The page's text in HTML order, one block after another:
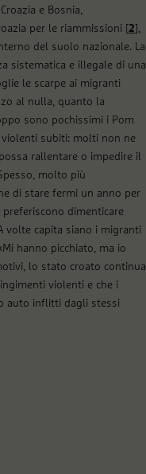
e Bosnia,
per le riammissioni [ 2 ],
del suolo nazionale. La
sistematica e illegale di una
le scarpe ai migranti
al nulla, quanto la
sono pochissimi i Pom
violenti subiti: molti non ne
rallentare o impedire il
molto più
di stare fermi un anno per
dimenticare
volte capita siano i migranti
hanno picchiato, ma io
lo stato croato continua
violenti e che i
auto inflitti dagli stessi